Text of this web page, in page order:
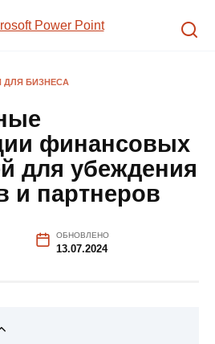
ДЛЯ БИЗНЕСА
финансовых
для убеждения
и партнеров
ОБНОВЛЕНО
13.07.2024